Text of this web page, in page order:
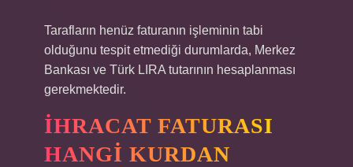
Tarafların henüz faturanın işleminin tabi
olduğunu tespit etmediği durumlarda, Merkez
Bankası ve Türk LIRA tutarının hesaplanması
gerekmektedir.
İHRACAT FATURASI
HANGI KURDAN